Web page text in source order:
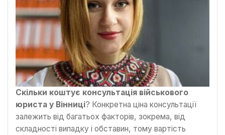
Скільки коштує консультація військового
юриста у Вінниці? Конкретна ціна консультації
залежить від багатьох факторів, зокрема, від
складності випадку і обставин, тому вартість